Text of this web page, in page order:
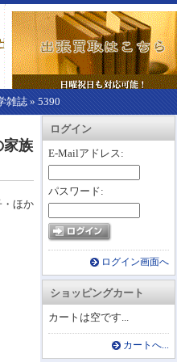
雑誌 » 5390
カートを見る
ログイン
E-Mailアドレス:
パスワード:
ログイン画面へ
ショッピングカート
カートは空です...
カートへ...
家族
ほか